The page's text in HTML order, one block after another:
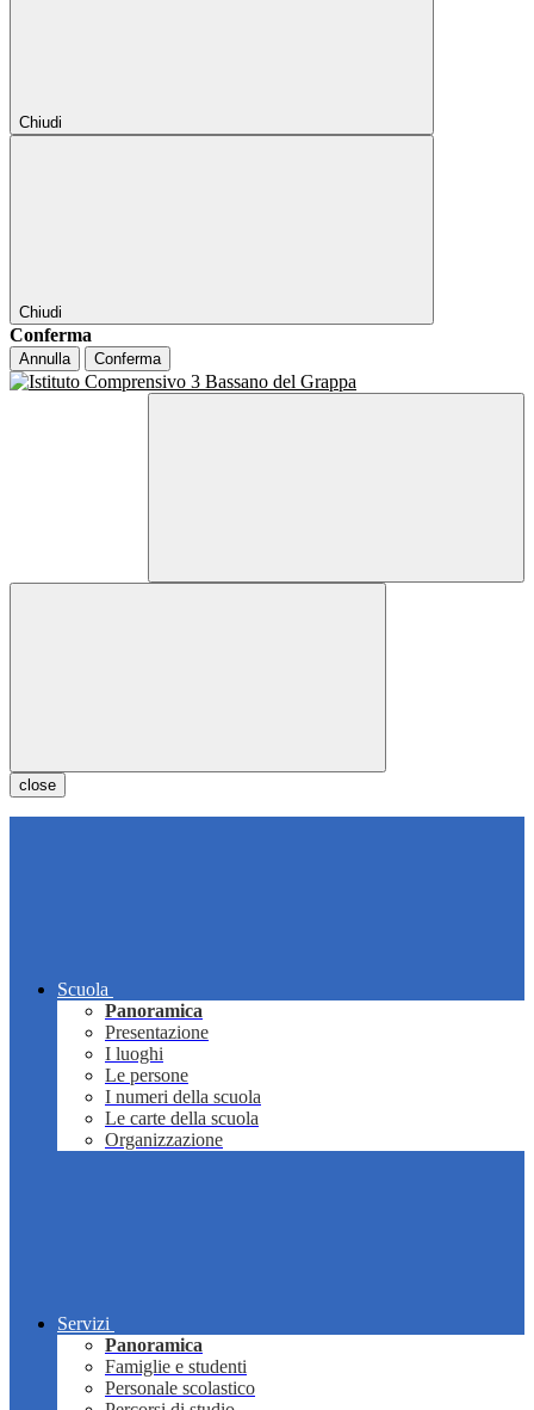
Chiudi
Chiudi
Conferma
Annulla Conferma
close
Scuola
Panoramica
Presentazione
I luoghi
Le persone
I numeri della scuola
Le carte della scuola
Organizzazione
Servizi
Panoramica
Famiglie e studenti
Personale scolastico